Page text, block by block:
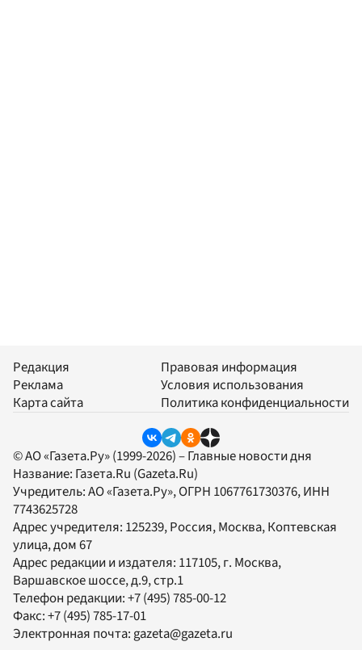
Редакция
Реклама
Карта сайта
Правовая информация
Условия использования
Политика конфиденциальности
© АО «Газета.Ру» (1999-2026) – Главные новости дня
Название: Газета.Ru (Gazeta.Ru)
Учредитель:АО «Газета.Ру», ОГРН 1067761730376, ИНН
7743625728
Адрес учредителя: 125239, Россия, Москва, Коптевская
улица, дом 67
Адрес редакции и издателя: 117105, г. Москва,
Варшавское шоссе, д.9, стр.1
Телефон редакции:+7 (495) 785-00-12
Факс:+7 (495) 785-17-01
Электронная почта:gazeta@gazeta.ru